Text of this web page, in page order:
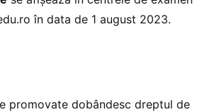
în data de 1 august 2023.
promovate dobândesc dreptul de